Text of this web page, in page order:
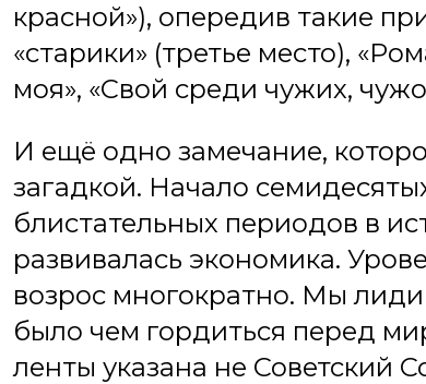
красной»), опередив такие
«старики» (третье место),
моя», «Свой среди чужих,
И ещё одно замечание,
загадкой. Начало
блистательных периодов в
развивалась экономика.
возрос многократно. Мы
было чем гордиться перед
ленты указана не Советский